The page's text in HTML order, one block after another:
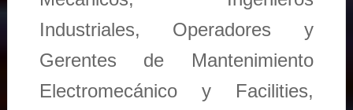
Industriales, Operadores y
Gerentes de Mantenimiento
Electromecánico y Facilities,